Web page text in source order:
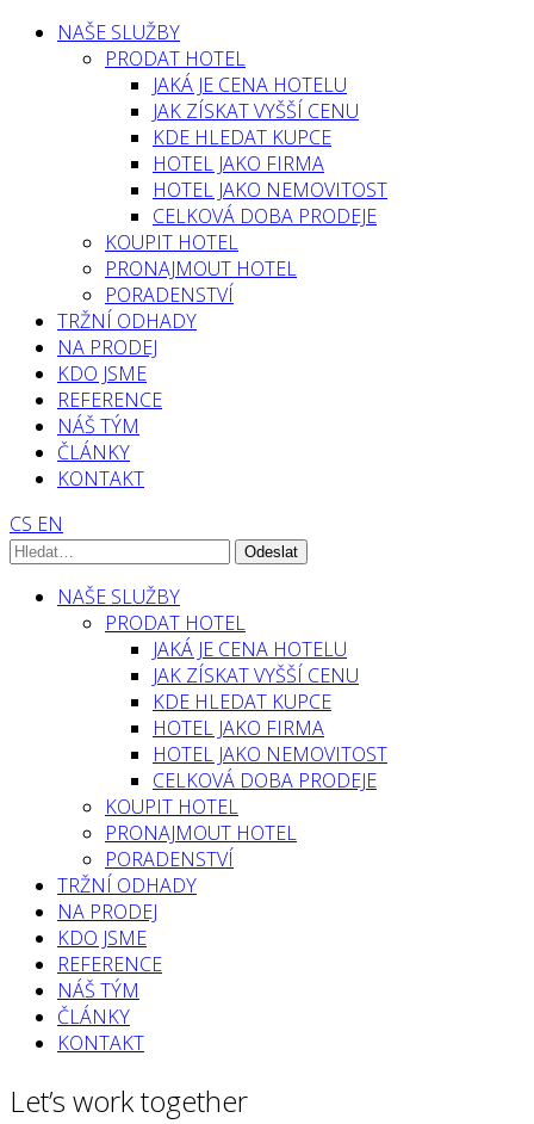
NAŠE SLUŽBY
PRODAT HOTEL
JAKÁ JE CENA HOTELU
JAK ZÍSKAT VYŠŠÍ CENU
KDE HLEDAT KUPCE
HOTEL JAKO FIRMA
HOTEL JAKO NEMOVITOST
CELKOVÁ DOBA PRODEJE
KOUPIT HOTEL
PRONAJMOUT HOTEL
PORADENSTVÍ
TRŽNÍ ODHADY
NA PRODEJ
KDO JSME
REFERENCE
NÁŠ TÝM
ČLÁNKY
KONTAKT
CS EN
NAŠE SLUŽBY
PRODAT HOTEL
JAKÁ JE CENA HOTELU
JAK ZÍSKAT VYŠŠÍ CENU
KDE HLEDAT KUPCE
HOTEL JAKO FIRMA
HOTEL JAKO NEMOVITOST
CELKOVÁ DOBA PRODEJE
KOUPIT HOTEL
PRONAJMOUT HOTEL
PORADENSTVÍ
TRŽNÍ ODHADY
NA PRODEJ
KDO JSME
REFERENCE
NÁŠ TÝM
ČLÁNKY
KONTAKT
Let’s work together